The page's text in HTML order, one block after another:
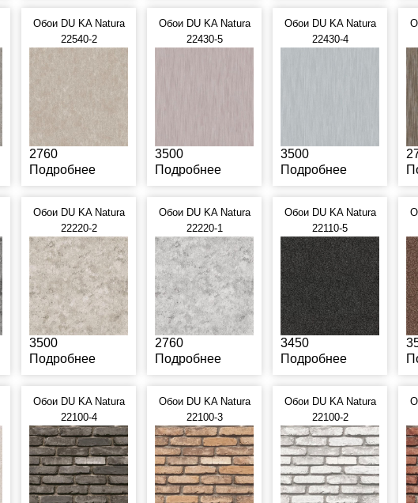
Обои DU KA Natura
22540-2
2760
Подробнее
Обои DU KA Natura
22430-5
3500
Подробнее
Обои DU KA Natura
22430-4
3500
Подробнее
Обои DU KA Natura
22220-2
3500
Подробнее
Обои DU KA Natura
22220-1
2760
Подробнее
Обои DU KA Natura
22110-5
3450
Подробнее
Обои DU KA Natura
22100-4
Обои DU KA Natura
22100-3
Обои DU KA Natura
22100-2